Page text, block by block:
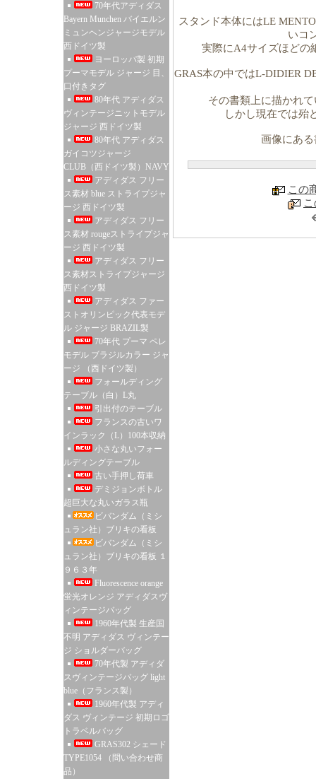
70年代アディダス
Bayern Munchen バイエルン
ミュンヘンジャージモデル
西ドイツ製
ヨーロッパ製 初期
プーマモデル ジャージ 目、
口付きタグ
80年代 アディダス
ヴィンテージニットモデル
ジャージ 西ドイツ製
80年代 アディダス
ガイコツジャージ
CLUB（西ドイツ製）NAVY
アディダス フリー
ス素材 blue ストライプジャ
ージ 西ドイツ製
アディダス フリー
ス素材 rougeストライプジャ
ージ 西ドイツ製
アディダス フリー
ス素材ストライプジャージ
西ドイツ製
アディダス ファー
ストオリンピック代表モデ
ル ジャージ BRAZIL製
70年代 プーマ ペレ
モデル ブラジルカラー ジャ
ージ （西ドイツ製）
フォールディング
テーブル（白）L丸
引出付のテーブル
フランスの古いワ
インラック（L）100本収納
小さな丸いフォー
ルディングテーブル
古い手押し荷車
デミジョンボトル
超巨大な丸いガラス瓶
ビバンダム（ミシ
ュラン社）ブリキの看板
ビバンダム（ミシ
ュラン社）ブリキの看板 １
９６３年
Fluorescence orange
蛍光オレンジ アディダスヴ
ィンテージバッグ
1960年代製 生産国
不明 アディダス ヴィンテー
ジ ショルダーバッグ
70年代製 アディダ
スヴィンテージバッグ light
blue（フランス製）
1960年代製 アディ
ダス ヴィンテージ 初期ロゴ
トラベルバッグ
GRAS302 シェード
TYPE1054 （問い合わせ商
品）
スタンド本体にはLE
いコ
実際にA4サイズほどの
GRAS本の中ではL-DIDIER
その書類上に描かれ
しかし現在では殆
画像にあ
この